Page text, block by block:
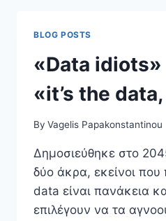
BLOG POSTS
«Data idiots»
«it’s the
By Vagelis Papakonstantinou
Δημοσιεύθηκε στο
δύο άκρα, εκείνοι που
data είναι πανάκεια
επιλέγουν να τα